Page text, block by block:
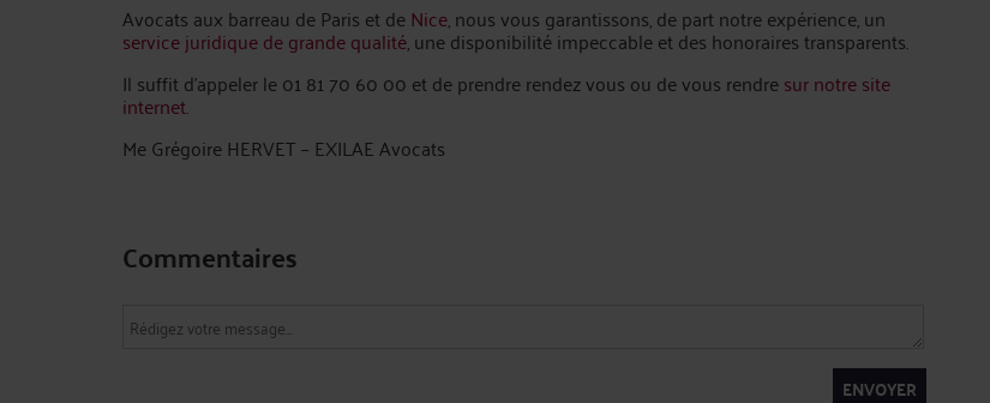
Avocats aux barreau de Paris et deNice, nous vous garantissons, de part notre expérience, un
service juridique de grande qualité, une disponibilité impeccable et des honoraires transparents.
Il suffit d’appeler le 01 81 70 60 00 et de prendre rendez vous ou de vous rendresur notre site
internet.
Me Grégoire HERVET – EXILAE Avocats
Commentaires
ENVOYER